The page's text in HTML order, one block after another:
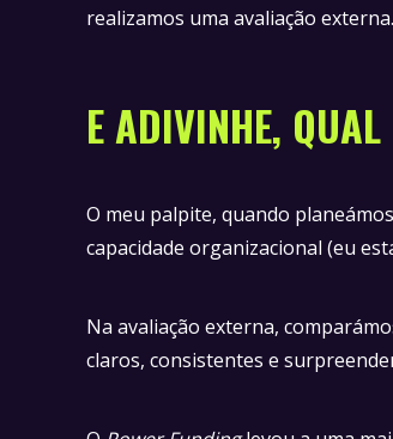
realizamos uma avaliação externa.
E ADIVINHE,
O meu palpite, quando
capacidade organizacional (eu
Na avaliação externa,
claros, consistentes e